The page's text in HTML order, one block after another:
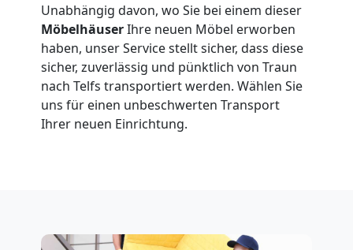
Unabhängig davon, wo Sie bei einem dieser
MöbelhäuserIhre neuen Möbel erworben
haben, unser Service stellt sicher, dass diese
sicher, zuverlässig und pünktlich von Traun
nach Telfs transportiert werden. Wählen Sie
uns für einen unbeschwerten Transport
Ihrer neuen Einrichtung.